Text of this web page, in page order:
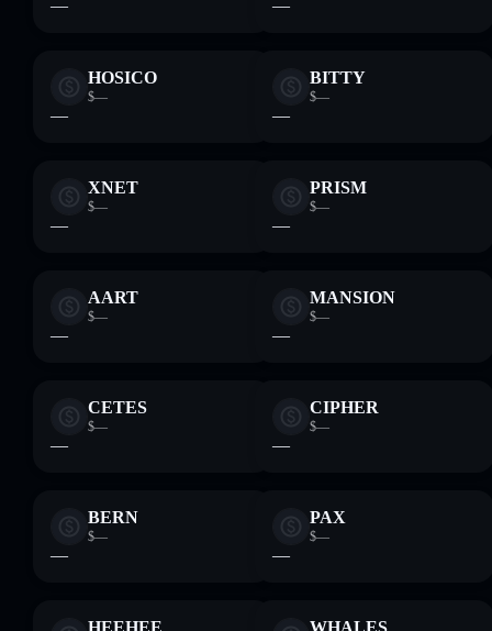
— —
HOSICO
$—
—
BITTY
$—
—
XNET
$—
—
PRISM
$—
—
AART
$—
—
MANSION
$—
—
CETES
$—
—
CIPHER
$—
—
BERN
$—
—
PAX
$—
—
HEEHEE WHALES